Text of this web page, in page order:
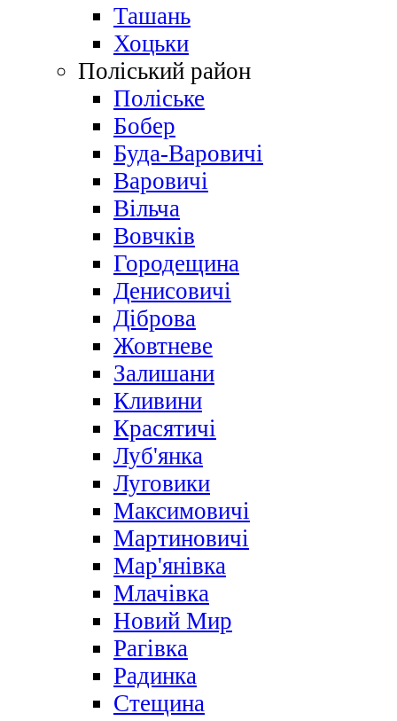
Ташань
Хоцьки
Поліський район
Поліське
Бобер
Буда-Варовичі
Варовичі
Вільча
Вовчків
Городещина
Денисовичі
Діброва
Жовтневе
Залишани
Кливини
Красятичі
Луб'янка
Луговики
Максимовичі
Мартиновичі
Мар'янівка
Млачівка
Новий Мир
Рагівка
Радинка
Стещина